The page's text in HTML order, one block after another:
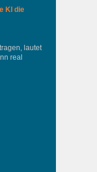
KI die
lautet
real